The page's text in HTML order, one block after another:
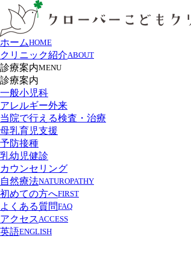
ホームHOME
クリニック紹介ABOUT
診療案内MENU
診療案内
一般小児科
アレルギー外来
当院で行える検査・治療
母乳育児支援
予防接種
乳幼児健診
カウンセリング
自然療法NATUROPATHY
初めての方へFIRST
よくある質問FAQ
アクセスACCESS
英語ENGLISH